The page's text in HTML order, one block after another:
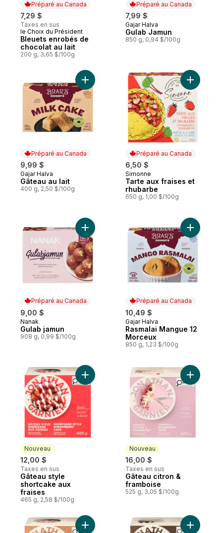
Préparé au Canada
7,29 $
Taxes en sus
Préparé au Canada
le Choix du Président
Bleuets enrobés de
chocolat au lait
200 g, 3,65 $/100g
Préparé au Canada
7,99 $
Préparé au Canada
Gajar Halva
Gulab Jamun
850 g, 0,94 $/100g
Préparé au Canada
9,99 $
Préparé au Canada
Gajar Halva
Gâteau au lait
400 g, 2,50 $/100g
Ajouter Gâteau au lait au panier
Préparé au Canada
6,50 $
Préparé au Canada
Simonne
Tarte aux fraises et
rhubarbe
650 g, 1,00 $/100g
Ajouter
Préparé au Canada
9,00 $
Préparé au Canada
Nanak
Gulab jamun
908 g, 0,99 $/100g
Ajouter Gulab jamun au panier
Préparé au Canada
10,49 $
Préparé au Canada
Gajar Halva
Rasmalai Mangue 12
Morceux
850 g, 1,23 $/100g
Ajouter
Nouveau
12,00 $
Taxes en sus
Nouveau
Gâteau style
shortcake aux
fraises
465 g, 2,58 $/100g
Ajouter Gâteau style shortcake aux
Nouveau
16,00 $
Taxes en sus
Nouveau
Gâteau citron &
framboise
525 g, 3,05 $/100g
Ajouter
Ajouter Gâteau style tiramisu au panier
Ajouter